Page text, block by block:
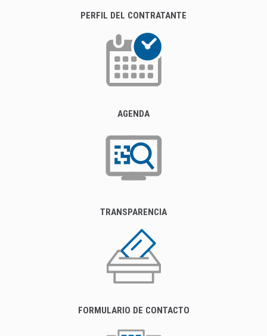
PERFIL DEL CONTRATANTE
AGENDA
TRANSPARENCIA
FORMULARIO DE CONTACTO